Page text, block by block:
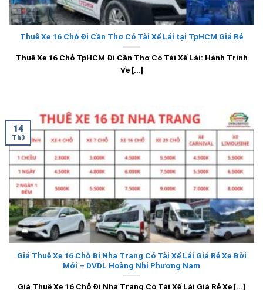
Thuê Xe 16 Chỗ Đi Cần Thơ Có Tài Xế Lái tại TpHCM Giá Rẻ
Thuê Xe 16 Chỗ TpHCM Đi Cần Thơ Có Tài Xế Lái: Hành Trình
Về [...]
Giá Thuê Xe 16 Chỗ Đi Nha Trang Có Tài Xế Lái Giá Rẻ Xe Đời
Mới – DVDL Hoàng Nhi Phương Nam
Giá Thuê Xe 16 Chỗ Đi Nha Trang Có Tài Xế Lái Giá Rẻ Xe [...]
14
Th3